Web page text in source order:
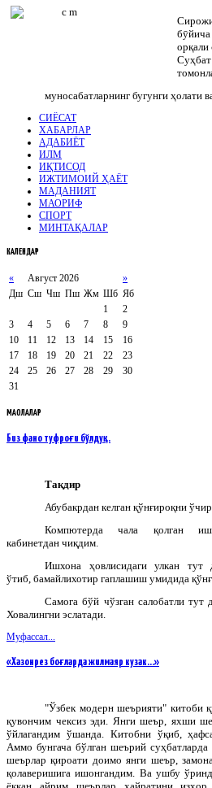
муносабатларнинг бугунги ҳолати
СИЁСАТ
ХАБАРЛАР
АДАБИЁТ
ИЛМ
ИҚТИСОД
ИЖТИМОИЙ ҲАЁТ
МАДАНИЯТ
МАОРИФ
СПОРТ
МИНТАҚАЛАР
КАЛЕНДАР
« Август 2026
»
Дш Сш Чш Пш Жм Шб Яб
1
2
3
4 5 6 7 8
9
10
11 12 13 14 15
16
17
18 19 20 21 22
23
24
25 26 27 28 29
30
31
МАҚОЛАЛАР
Биз фано туфроғи бўлдуқ…
Тақдир
Абубакрдан келган қўнғироқни
Компютерда чала қолган
кабинетдан чиқдим.
Ишхона ҳовлисидаги улкан тут
ўтиб, бамайлихотир гаплашиш умидида
Самога бўй чўзган салобатли тут
Ховалингни эслатади.
Муфассал...
«Хазонрез боғларда жилмаяр кузак…»
"Ўзбек модерн шеърияти" китоби
қувончим чексиз эди. Янги шеър, яхши
ўйлагандим ўшанда. Китобни ўқиб,
Аммо бунгача бўлган шеърий
шеърлар қироати доимо янги шеър,
қолаверишига ишонгандим. Ва ушбу